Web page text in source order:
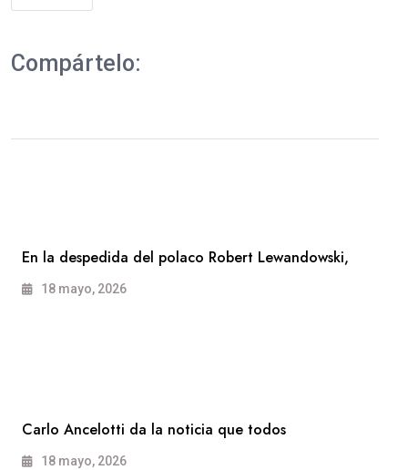
Compártelo:
En la despedida del polaco Robert Lewandowski,
18 mayo, 2026
Carlo Ancelotti da la noticia que todos
18 mayo, 2026